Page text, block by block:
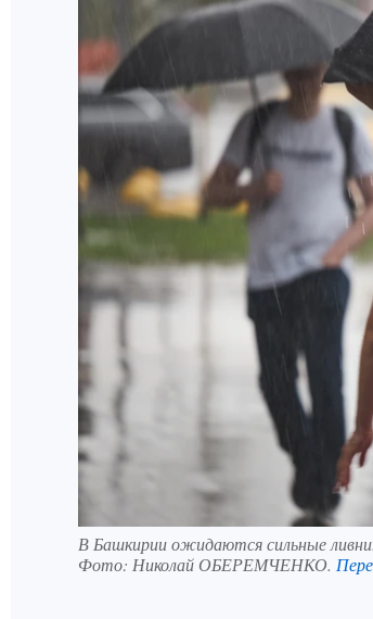
В Башкирии ожидаются сильные ливни.
Фото: Николай ОБЕРЕМЧЕНКО.